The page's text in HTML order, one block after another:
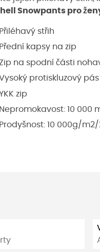
Snowpants pro
Přiléhavý střih
Přední kapsy na zip
na spodní části
protiskluzový
zip
Nepromokavost: 10 000
Prodyšnost: 10 000g/